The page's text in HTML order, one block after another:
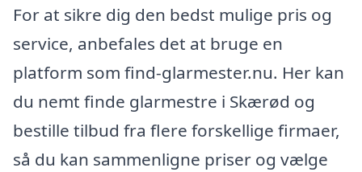
For at sikre dig den bedst mulige pris og
service, anbefales det at bruge en
platform som find-glarmester.nu. Her kan
du nemt finde glarmestre i Skærød og
bestille tilbud fra flere forskellige firmaer,
så du kan sammenligne priser og vælge